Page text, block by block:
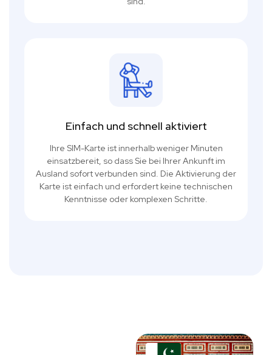
Einfach und schnell aktiviert
Ihre SIM-Karte ist innerhalb weniger Minuten
einsatzbereit, so dass Sie bei Ihrer Ankunft im
Ausland sofort verbunden sind. Die Aktivierung der
Karte ist einfach und erfordert keine technischen
Kenntnisse oder komplexen Schritte.